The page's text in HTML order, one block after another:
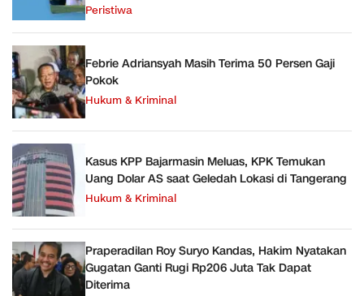
Peristiwa
Febrie Adriansyah Masih Terima 50 Persen Gaji
Pokok
Hukum & Kriminal
Kasus KPP Bajarmasin Meluas, KPK Temukan
Uang Dolar AS saat Geledah Lokasi di Tangerang
Hukum & Kriminal
Praperadilan Roy Suryo Kandas, Hakim Nyatakan
Gugatan Ganti Rugi Rp206 Juta Tak Dapat
Diterima